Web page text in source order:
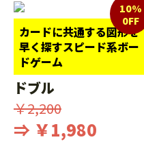
カードに共通する図形を
早く探すスピード系ボー
ドゲーム
10%
0FF
ドブル
￥2,200
⇒ ￥1,980